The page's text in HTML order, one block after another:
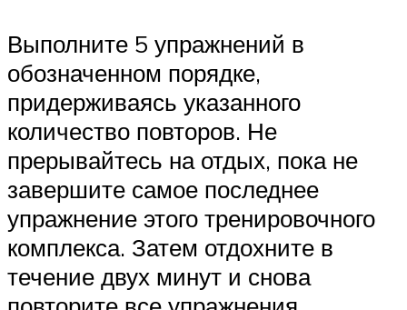
Выполните 5 упражнений в
обозначенном порядке,
придерживаясь указанного
количество повторов. Не
прерывайтесь на отдых, пока не
завершите самое последнее
упражнение этого тренировочного
комплекса. Затем отдохните в
течение двух минут и снова